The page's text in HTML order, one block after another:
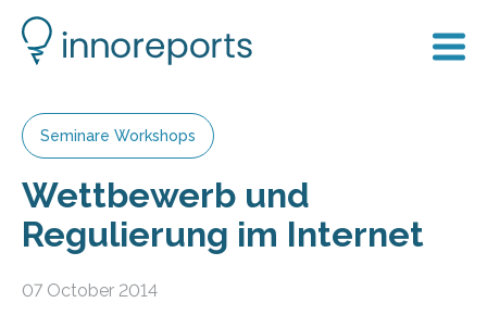
Seminare Workshops
Wettbewerb und
Regulierung im Internet
07 October 2014